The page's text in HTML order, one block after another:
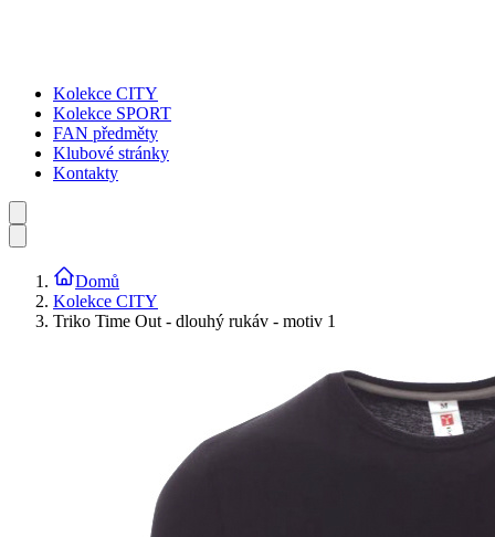
Kolekce CITY
Kolekce SPORT
FAN předměty
Klubové stránky
Kontakty
Domů
Kolekce CITY
Triko Time Out - dlouhý rukáv - motiv 1